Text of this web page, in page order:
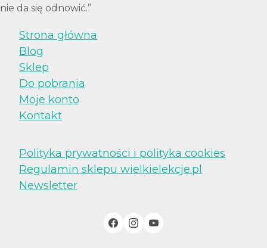
nie da się odnowić.”
Strona główna
Blog
Sklep
Do pobrania
Moje konto
Kontakt
Polityka prywatności i polityka cookies
Regulamin sklepu wielkielekcje.pl
Newsletter